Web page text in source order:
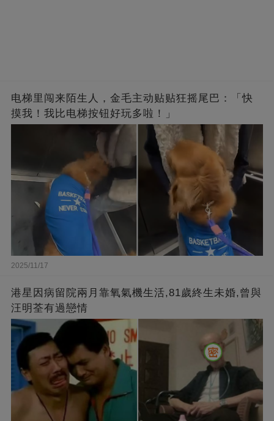
电梯里闯来陌生人，金毛主动贴贴狂摇尾巴：「快
摸我！我比电梯按钮好玩多啦！」
2025/11/17
港星因病留院兩月靠氧氣機生活,81歲終生未婚,曾與
汪明荃有過戀情